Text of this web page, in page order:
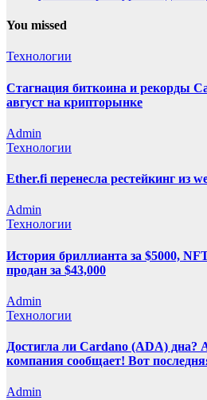
You missed
Технологии
Стагнация биткоина и рекорды
август на крипторынке
Admin
Технологии
Ether.fi перенесла рестейкинг из
Admin
Технологии
История бриллианта за $5000,
продан за $43,000
Admin
Технологии
Достигла ли Cardano (ADA) дна?
компания сообщает! Вот
Admin